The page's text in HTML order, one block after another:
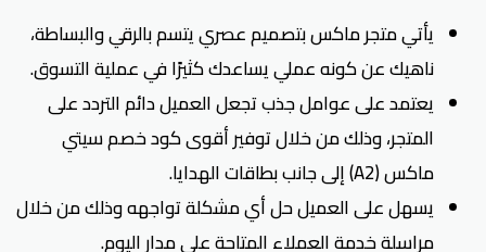
يأتي متجر ماكس بتصميم عصري يتسم بالرقي والبساطة،
ناهيك عن كونه عملي يساعدك كثيرًا في عملية التسوق.
يعتمد على عوامل جذب تجعل العميل دائم التردد على
المتجر، وذلك من خلال توفير أقوى كود خصم سيتي
ماكس (A2) إلى جانب بطاقات الهدايا.
يسهل على العميل حل أي مشكلة تواجهه وذلك من خلال
مراسلة خدمة العملاء المتاحة على مدار اليوم.